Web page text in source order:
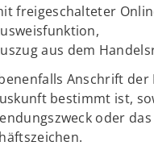
freigeschalteter
aus dem
Anschrift
bestimmt ist,
oder das